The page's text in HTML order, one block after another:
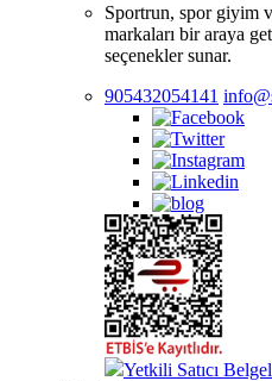
Sportrun, spor giyim
markaları bir araya
seçenekler sunar.
905432054141
Yetkili Satıcı